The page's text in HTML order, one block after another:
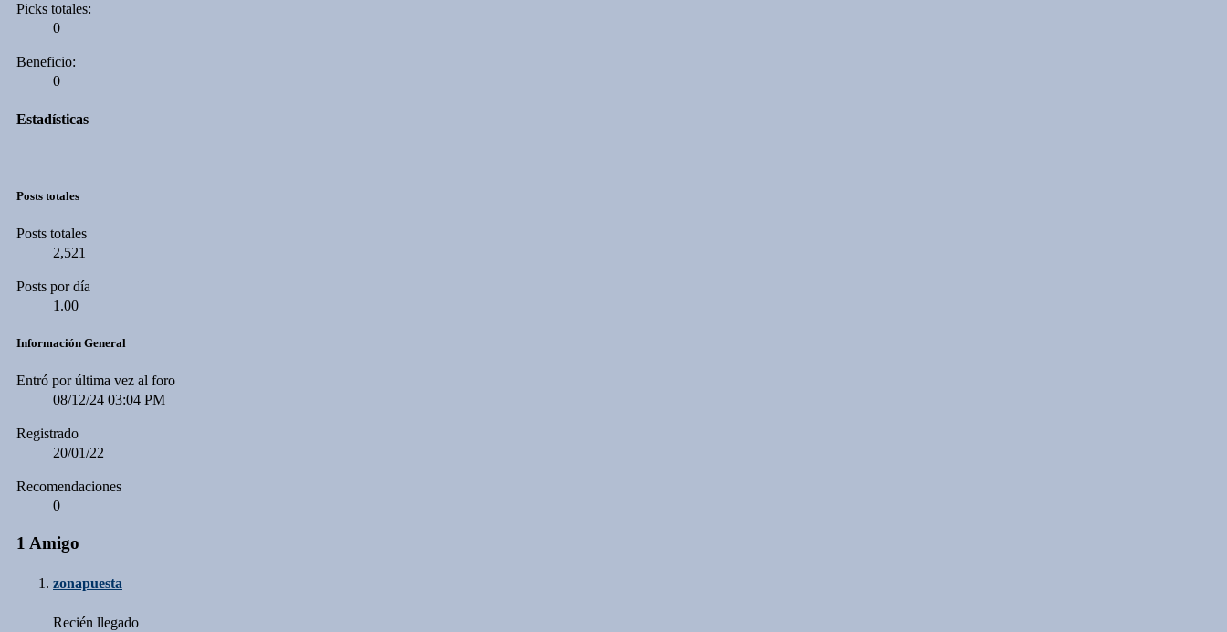
Picks totales:
0
Beneficio:
0
Estadísticas
Posts totales
Posts totales
2,521
Posts por día
1.00
Información General
Entró por última vez al foro
08/12/24 03:04 PM
Registrado
20/01/22
Recomendaciones
0
1 Amigo
zonapuesta
Recién llegado